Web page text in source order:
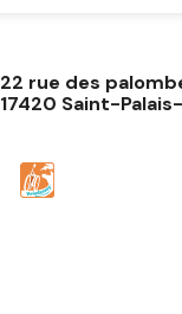
22 rue des
17420 Saint-